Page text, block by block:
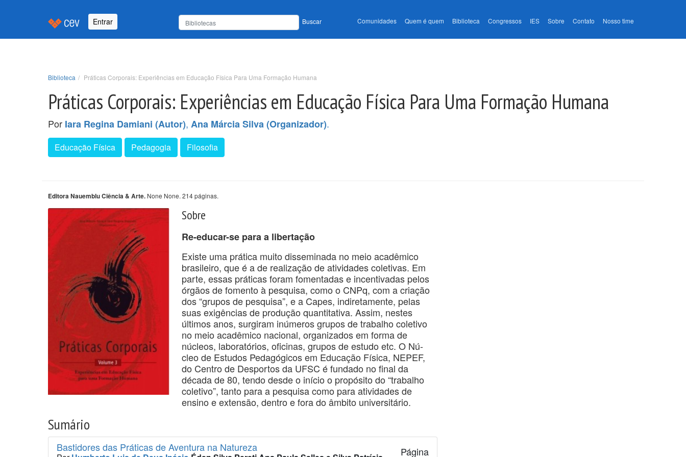
Entrar Buscar Comunidades Quem é quem Biblioteca Congressos IES Sobre Contato Nosso time
Biblioteca Práticas Corporais: Experiências em Educação Física Para Uma Formação Humana
Práticas Corporais: Experiências em Educação Física Para Uma Formação Humana
Por Iara Regina Damiani (Autor), Ana Márcia Silva (Organizador).
Educação Física Pedagogia Filosofia
Editora Nauemblu Ciência & Arte. None None. 214 páginas.
Sobre
Re-educar-se para a libertação
Existe uma prática muito disseminada no meio acadêmico
brasileiro, que é a de realização de atividades coletivas. Em
parte, essas práticas foram fomentadas e incentivadas pelos
órgãos de fomento à pesquisa, como o CNPq, com a criação
dos “grupos de pesquisa”, e a Capes, indiretamente, pelas
suas exigências de produção quantitativa. Assim, nestes
últimos anos, surgiram inúmeros grupos de trabalho coletivo
no meio acadêmico nacional, organizados em forma de
núcleos, laboratórios, oficinas, grupos de estudo etc. O Nú-
cleo de Estudos Pedagógicos em Educação Física, NEPEF,
do Centro de Desportos da UFSC é fundado no final da
década de 80, tendo desde o início o propósito do “trabalho
coletivo”, tanto para a pesquisa como para atividades de
ensino e extensão, dentro e fora do âmbito universitário.
Sumário
Bastidores das Práticas de Aventura na Natureza Página